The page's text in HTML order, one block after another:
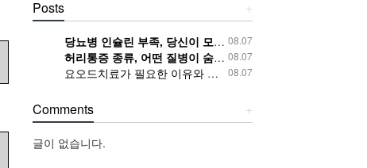
+
Posts
08.07
당뇨병 인슐린 부족, 당신이 모르는 위험한 신호는?
08.07
허리통증 종류, 어떤 질병이 숨겨져 있을까?
08.07
요오드치료가 필요한 이유와 증상 알아보기
+
Comments
글이 없습니다.